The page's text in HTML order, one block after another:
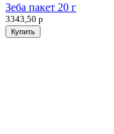
Зеба пакет 20 г
3343,50 р